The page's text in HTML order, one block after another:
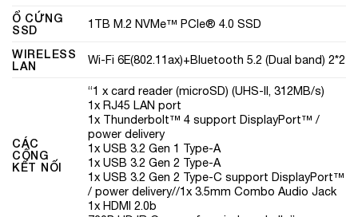
Ổ CỨNG
SSD
1TB M.2 NVMe™ PCIe® 4.0 SSD
WIRELESS
LAN
Wi-Fi 6E(802.11ax)+Bluetooth 5.2 (Dual band) 2*2
CÁC
CỔNG
KẾT NỐI
“1 x card reader (microSD) (UHS-II, 312MB/s)
1x RJ45 LAN port
1x Thunderbolt™ 4 support DisplayPort™ /
power delivery
1x USB 3.2 Gen 1 Type-A
1x USB 3.2 Gen 2 Type-A
1x USB 3.2 Gen 2 Type-C support DisplayPort™
/ power delivery//1x 3.5mm Combo Audio Jack
1x HDMI 2.0b